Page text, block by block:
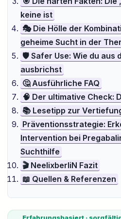
keine ist
🎭 Die Hölle der
geheime Sucht in der
🛡️ Safer Use: Wie du aus
ausbrichst
🤔 Ausführliche FAQ
🧠 Der ultimative Check:
📚 Lesetipp zur
Präventionsstrategie:
Intervention bei
Suchthilfe
🎬 NeelixberliN Fazit
📖 Quellen & Referenzen